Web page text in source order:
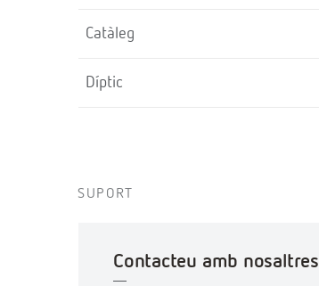
Catàleg
Díptic
SUPORT
Contacteu amb nosaltres